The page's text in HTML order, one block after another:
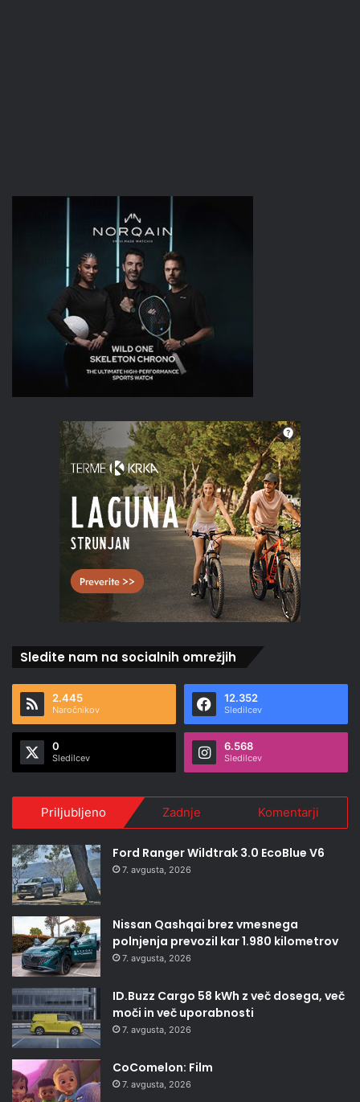
Sledite nam na socialnih omrežjih
2.445
Naročnikov
12.352
Sledilcev
0
Sledilcev
6.568
Sledilcev
Priljubljeno Zadnje Komentarji
Ford Ranger Wildtrak 3.0 EcoBlue V6
7. avgusta, 2026
Nissan Qashqai brez vmesnega
polnjenja prevozil kar 1.980 kilometrov
7. avgusta, 2026
ID.Buzz Cargo 58 kWh z več dosega, več
moči in več uporabnosti
7. avgusta, 2026
CoComelon: Film
7. avgusta, 2026